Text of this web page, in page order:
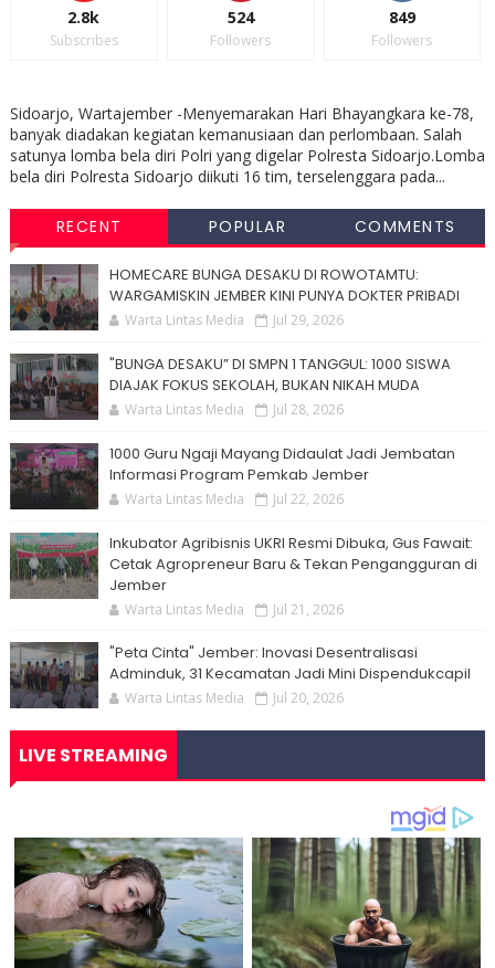
2.8k
Subscribes
524
Followers
849
Followers
Sidoarjo, Wartajember -Menyemarakan Hari Bhayangkara ke-78,
banyak diadakan kegiatan kemanusiaan dan perlombaan. Salah
satunya lomba bela diri Polri yang digelar Polresta Sidoarjo.Lomba
bela diri Polresta Sidoarjo diikuti 16 tim, terselenggara pada...
RECENT POPULAR COMMENTS
HOMECARE BUNGA DESAKU DI ROWOTAMTU:
WARGAMISKIN JEMBER KINI PUNYA DOKTER PRIBADI
Warta Lintas Media Jul 29, 2026
"BUNGA DESAKU” DI SMPN 1 TANGGUL: 1000 SISWA
DIAJAK FOKUS SEKOLAH, BUKAN NIKAH MUDA
Warta Lintas Media Jul 28, 2026
1000 Guru Ngaji Mayang Didaulat Jadi Jembatan
Informasi Program Pemkab Jember
Warta Lintas Media Jul 22, 2026
Inkubator Agribisnis UKRI Resmi Dibuka, Gus Fawait:
Cetak Agropreneur Baru & Tekan Pengangguran di
Jember
Warta Lintas Media Jul 21, 2026
"Peta Cinta" Jember: Inovasi Desentralisasi
Adminduk, 31 Kecamatan Jadi Mini Dispendukcapil
Warta Lintas Media Jul 20, 2026
LIVE STREAMING